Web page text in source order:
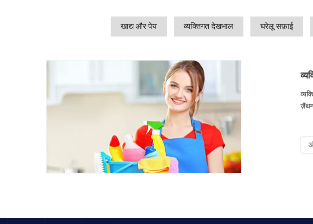
खाद्य और पेय व्यक्तिगत देखभाल घरेलू सफ़ाई
ज़ैंथन